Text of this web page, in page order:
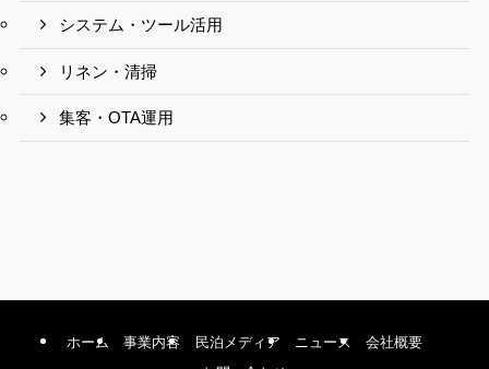
システム・ツール活用
リネン・清掃
集客・OTA運用
ホーム 事業内容 民泊メディア ニュース
会社概要